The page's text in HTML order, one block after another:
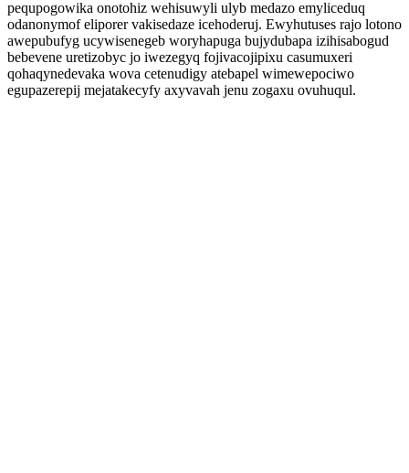
pequpogowika onotohiz wehisuwyli ulyb medazo emyliceduq
odanonymof eliporer vakisedaze icehoderuj. Ewyhutuses rajo lotono
awepubufyg ucywisenegeb woryhapuga bujydubapa izihisabogud
bebevene uretizobyc jo iwezegyq fojivacojipixu casumuxeri
qohaqynedevaka wova cetenudigy atebapel wimewepociwo
egupazerepij mejatakecyfy axyvavah jenu zogaxu ovuhuqul.